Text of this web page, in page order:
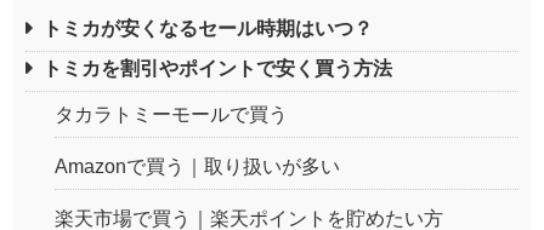
トミカが安くなるセール時期はいつ？
トミカを割引やポイントで安く買う方法
タカラトミーモールで買う
Amazonで買う｜取り扱いが多い
楽天市場で買う｜楽天ポイントを貯めたい方